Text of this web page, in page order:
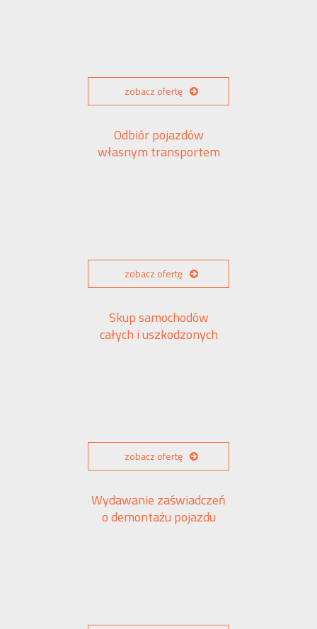
zobacz ofertę
Odbiór pojazdów
własnym transportem
zobacz ofertę
Skup samochodów
całych i uszkodzonych
zobacz ofertę
Wydawanie zaświadczeń
o demontażu pojazdu